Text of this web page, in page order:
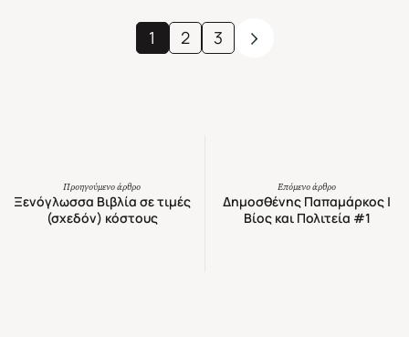
1 2 3
Προηγούμενο άρθρο
Ξενόγλωσσα Βιβλία σε τιμές
(σχεδόν) κόστους
Επόμενο άρθρο
Δημοσθένης Παπαμάρκος |
Βίος και Πολιτεία #1